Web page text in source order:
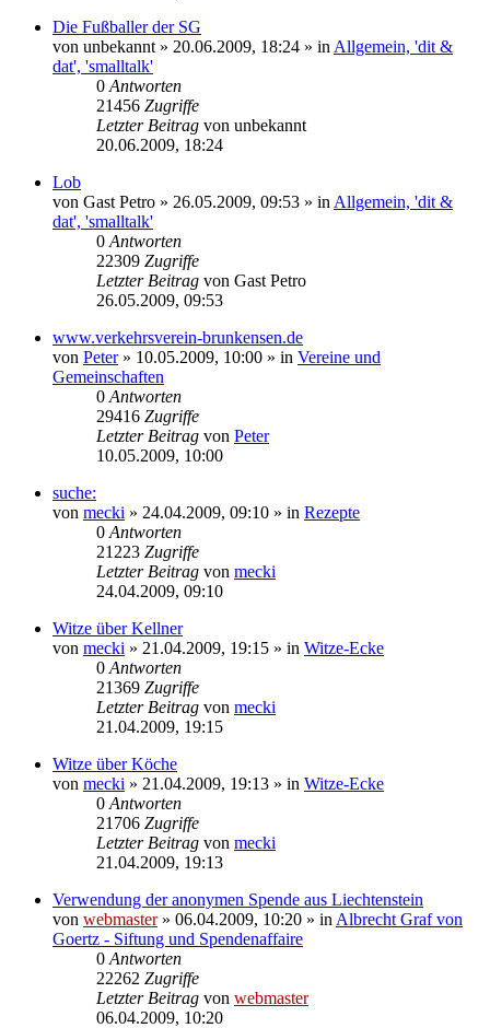
Die Fußballer der SG
von unbekannt » 20.06.2009, 18:24 » in Allgemein, 'dit &
dat', 'smalltalk'
0 Antworten
21456 Zugriffe
Letzter Beitrag von unbekannt
20.06.2009, 18:24
Lob
von Gast Petro » 26.05.2009, 09:53 » in Allgemein, 'dit &
dat', 'smalltalk'
0 Antworten
22309 Zugriffe
Letzter Beitrag von Gast Petro
26.05.2009, 09:53
www.verkehrsverein-brunkensen.de
von Peter» 10.05.2009, 10:00 » in Vereine und
Gemeinschaften
0 Antworten
29416 Zugriffe
Letzter Beitrag von Peter
10.05.2009, 10:00
suche:
von mecki » 24.04.2009, 09:10 » in Rezepte
0 Antworten
21223 Zugriffe
Letzter Beitrag von mecki
24.04.2009, 09:10
Witze über Kellner
von mecki » 21.04.2009, 19:15 » in Witze-Ecke
0 Antworten
21369 Zugriffe
Letzter Beitrag von mecki
21.04.2009, 19:15
Witze über Köche
von mecki » 21.04.2009, 19:13 » in Witze-Ecke
0 Antworten
21706 Zugriffe
Letzter Beitrag von mecki
21.04.2009, 19:13
Verwendung der anonymen Spende aus Liechtenstein
von webmaster» 06.04.2009, 10:20 » in Albrecht Graf von
Goertz - Siftung und Spendenaffaire
0 Antworten
22262 Zugriffe
Letzter Beitrag von webmaster
06.04.2009, 10:20